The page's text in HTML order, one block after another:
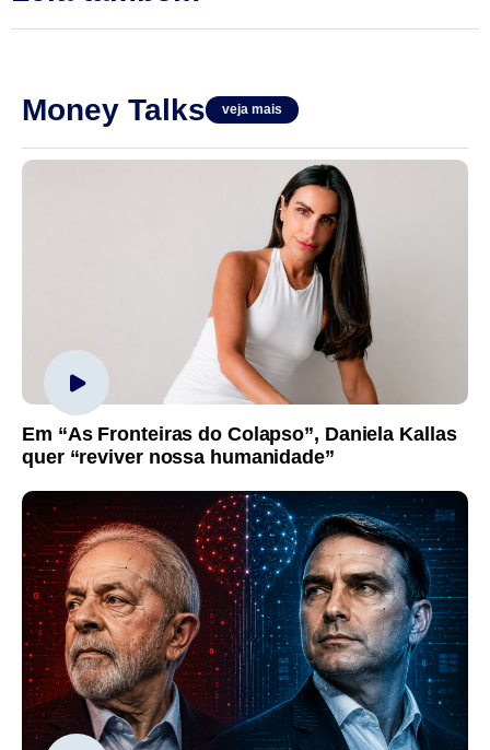
Money Talks veja mais
Em “As Fronteiras do Colapso”, Daniela Kallas
quer “reviver nossa humanidade”